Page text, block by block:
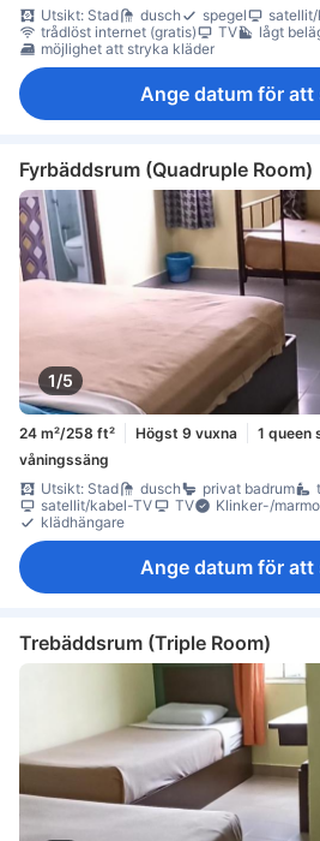
Utsikt: Stad
dusch spegel
trådlöst internet (gratis)
TV lågt
möjlighet att stryka kläder
Ange datum för att
Fyrbäddsrum (Quadruple Room)
1/5
24 m²/258 ft² Högst 9 vuxna
1 queen
våningssäng
Utsikt: Stad
dusch privat badrum
satellit/kabel-TV
TV Klinker-/
klädhängare
Ange datum för att
Trebäddsrum (Triple Room)